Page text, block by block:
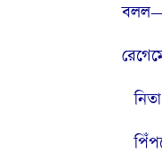
নিতা
পিঁপড়ে